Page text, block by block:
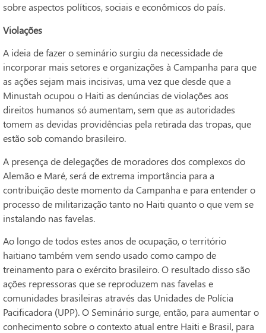
sobre aspectos políticos, sociais e econômicos do país.
Violações
A ideia de fazer o seminário surgiu da necessidade de
incorporar mais setores e organizações à Campanha para que
as ações sejam mais incisivas, uma vez que desde que a
Minustah ocupou o Haiti as denúncias de violações aos
direitos humanos só aumentam, sem que as autoridades
tomem as devidas providências pela retirada das tropas, que
estão sob comando brasileiro.
A presença de delegações de moradores dos complexos do
Alemão e Maré, será de extrema importância para a
contribuição deste momento da Campanha e para entender o
processo de militarização tanto no Haiti quanto o que vem se
instalando nas favelas.
Ao longo de todos estes anos de ocupação, o território
haitiano também vem sendo usado como campo de
treinamento para o exército brasileiro. O resultado disso são
ações repressoras que se reproduzem nas favelas e
comunidades brasileiras através das Unidades de Polícia
Pacificadora (UPP). O Seminário surge, então, para aumentar o
conhecimento sobre o contexto atual entre Haiti e Brasil, para